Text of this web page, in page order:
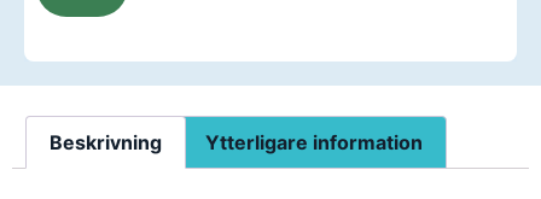
Beskrivning Ytterligare information